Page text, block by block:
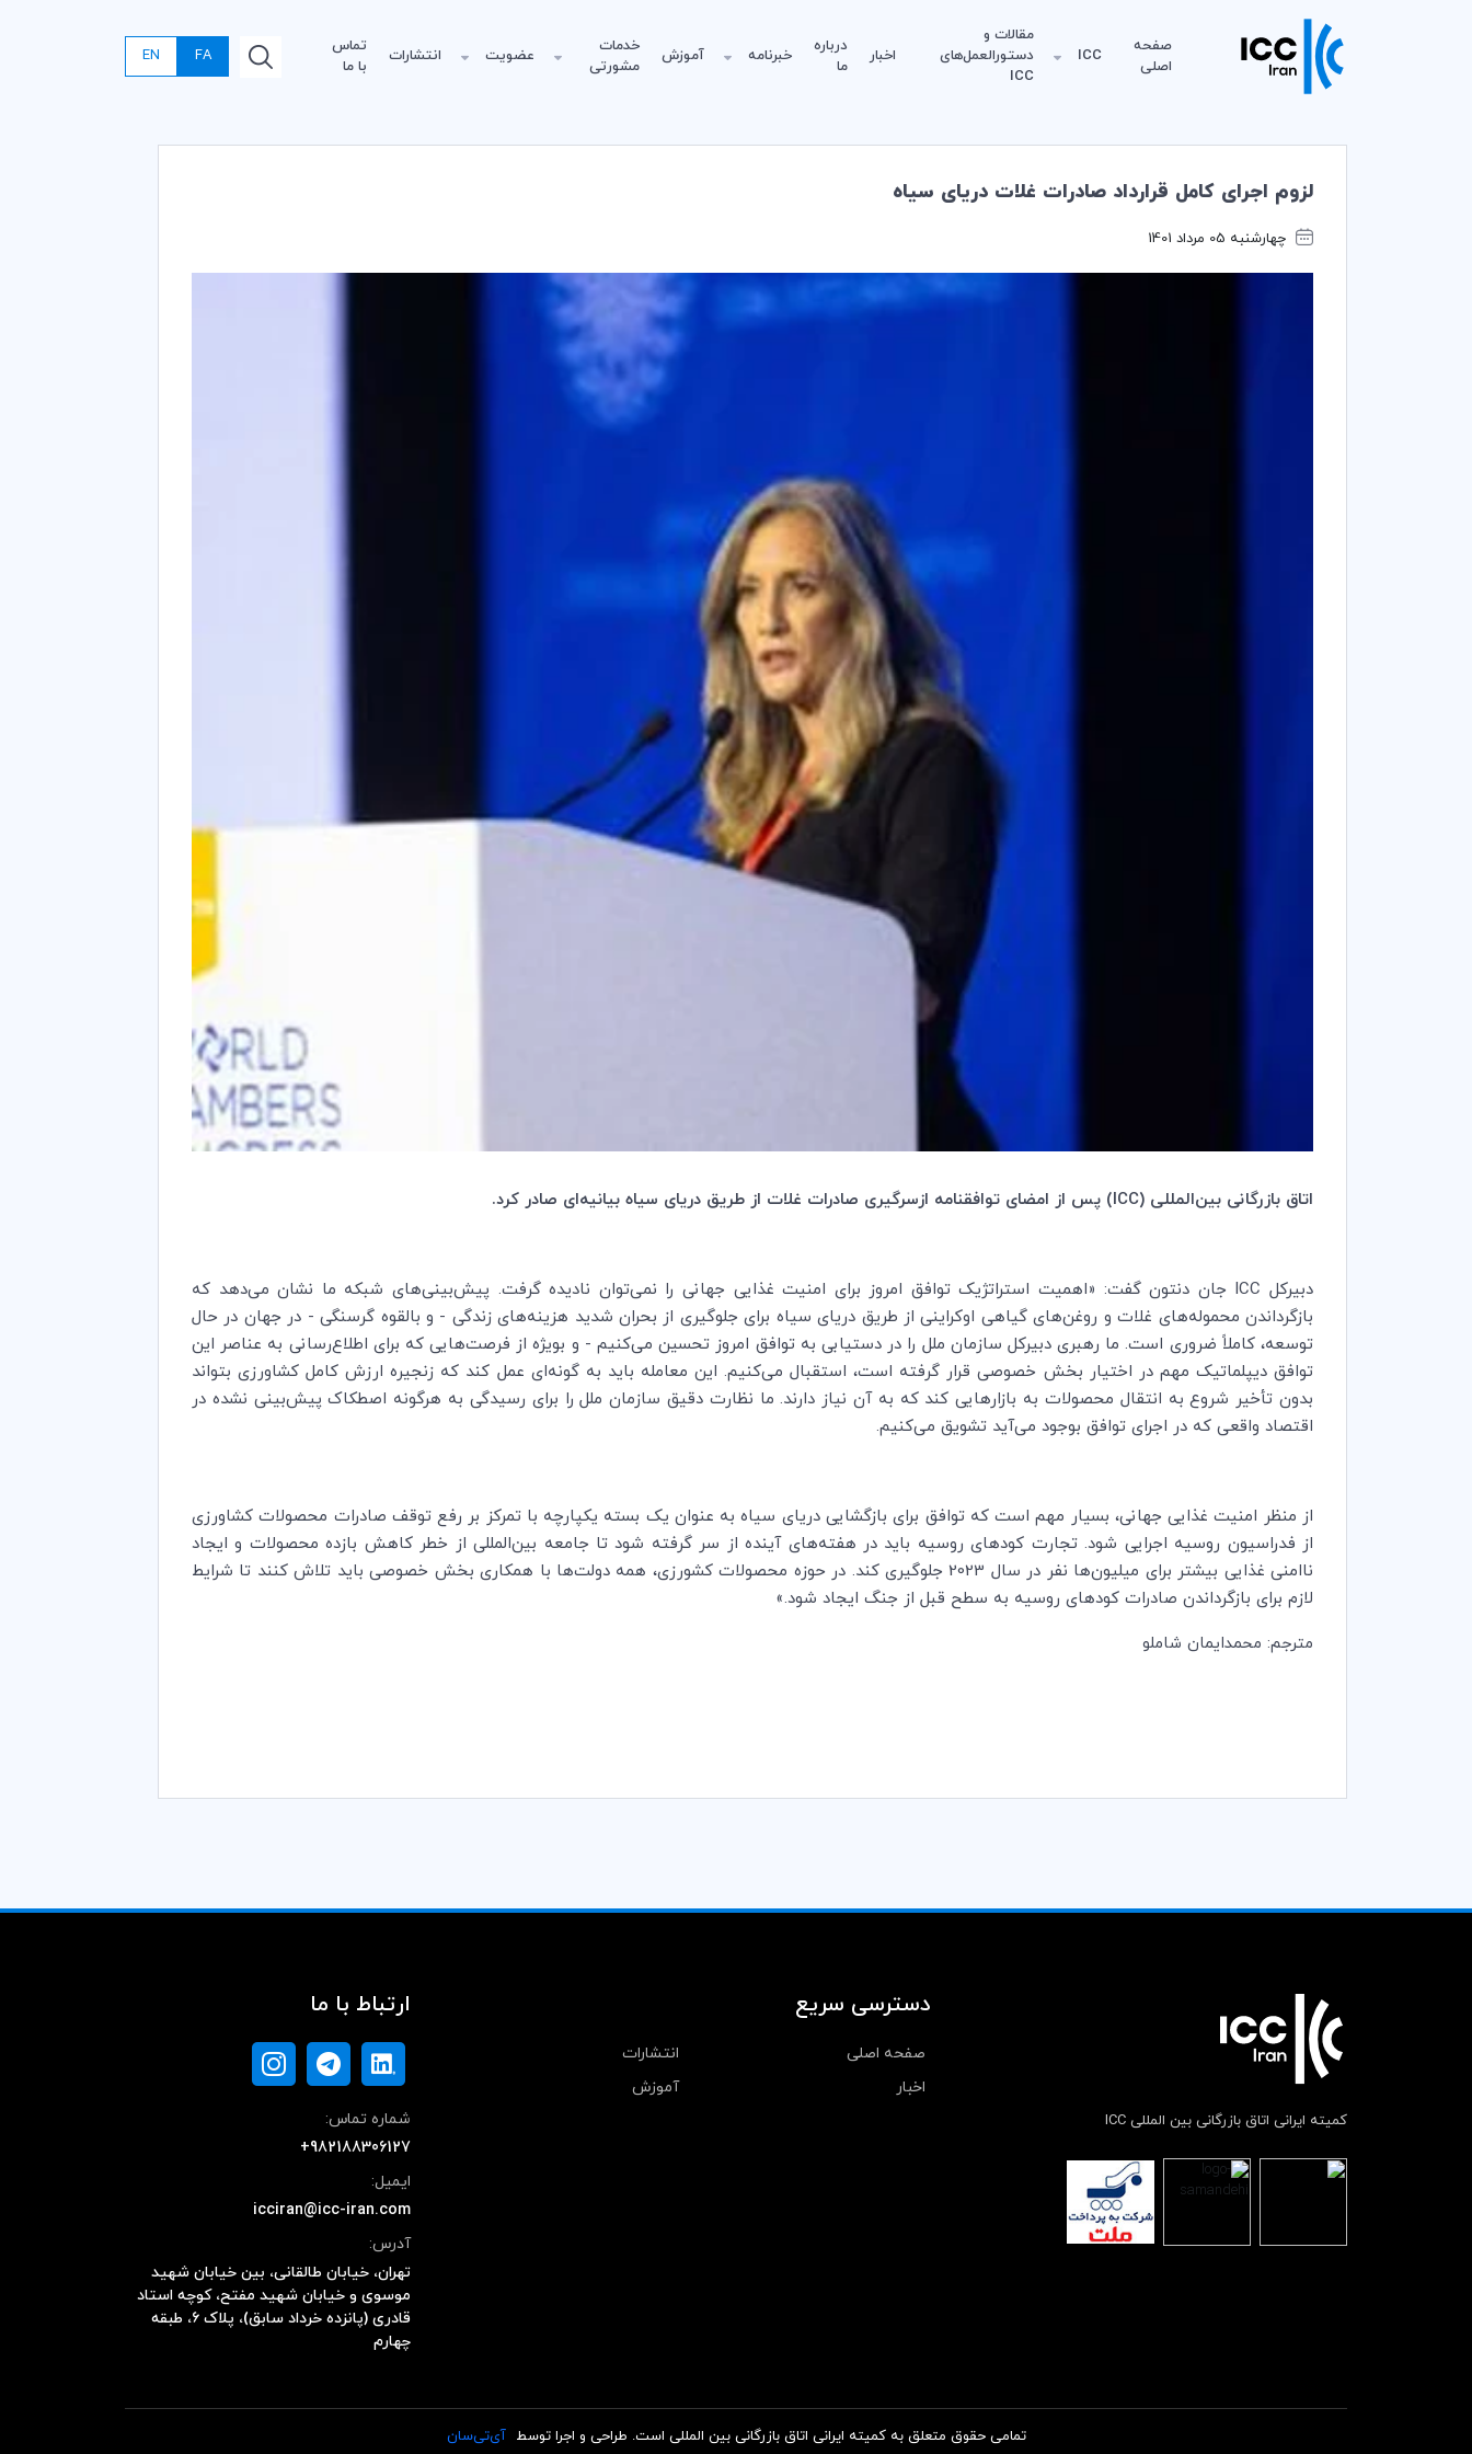
صفحه
اصلی
ICC
مقالات و
دستورالعمل‌های
ICC
اخبار
درباره
ما
خبرنامه آموزش
خدمات
مشورتی
عضویت انتشارات
تماس
با ما
FA
EN
لزوم اجرای کامل قرارداد صادرات غلات دریای سیاه
چهارشنبه 05 مرداد 1401
اتاق بازرگانی بین‌المللی (ICC) پس از امضای توافقنامه‌ ازسرگیری صادرات غلات از طریق دریای سیاه بیانیه‌ای صادر کرد.
دبیرکل ICC جان دنتون گفت: «اهمیت استراتژیک توافق امروز برای امنیت غذایی جهانی را نمی‌توان نادیده گرفت. پیش‌بینی‌های شبکه ما نشان می‌دهد که
بازگرداندن محموله‌های غلات و روغن‌های گیاهی اوکراینی از طریق دریای سیاه برای جلوگیری از بحران شدید هزینه‌های زندگی - و بالقوه گرسنگی - در جهان در حال
توسعه، کاملاً ضروری است. ما رهبری دبیرکل سازمان ملل را در دستیابی به توافق امروز تحسین می‌کنیم - و بویژه از فرصت‌هایی که برای اطلاع‌رسانی به عناصر این
توافق دیپلماتیک مهم در اختیار بخش خصوصی قرار گرفته است، استقبال می‌کنیم. این معامله باید به گونه‌ای عمل کند که زنجیره ارزش کامل کشاورزی بتواند
بدون تأخیر شروع به انتقال محصولات به بازارهایی کند که به آن نیاز دارند. ما نظارت دقیق سازمان ملل را برای رسیدگی به هرگونه اصطکاک پیش‌بینی نشده در
اقتصاد واقعی که در اجرای توافق بوجود می‌آید تشویق می‌کنیم.
از منظر امنیت غذایی جهانی، بسیار مهم است که توافق برای بازگشایی دریای سیاه به عنوان یک بسته یکپارچه با تمرکز بر رفع توقف صادرات محصولات کشاورزی
از فدراسیون روسیه اجرایی شود. تجارت کودهای روسیه باید در هفته‌های آینده از سر گرفته شود تا جامعه بین‌المللی از خطر کاهش بازده محصولات و ایجاد
ناامنی غذایی بیشتر برای میلیون‌ها نفر در سال 2023 جلوگیری کند. در حوزه محصولات کشورزی، همه دولت‌ها با همکاری بخش خصوصی باید تلاش کنند تا شرایط
لازم برای بازگرداندن صادرات کودهای روسیه به سطح قبل از جنگ ایجاد شود.»
مترجم: محمدایمان شاملو
کمیته ایرانی اتاق بازرگانی بین المللی ICC
دسترسی سریع
صفحه اصلی
انتشارات
اخبار
آموزش
ارتباط با ما
شماره تماس:
+982188306127
ایمیل:
icciran@icc-iran.com
آدرس:
تهران، خیابان طالقانی، بین خیابان شهید
موسوی و خیابان شهید مفتح، کوچه استاد
قادری (پانزده خرداد سابق)، پلاک ۶، طبقه
چهارم
تمامی حقوق متعلق به کمیته ایرانی اتاق بازرگانی بین المللی است. طراحی و اجرا توسط آی‌تی‌سان